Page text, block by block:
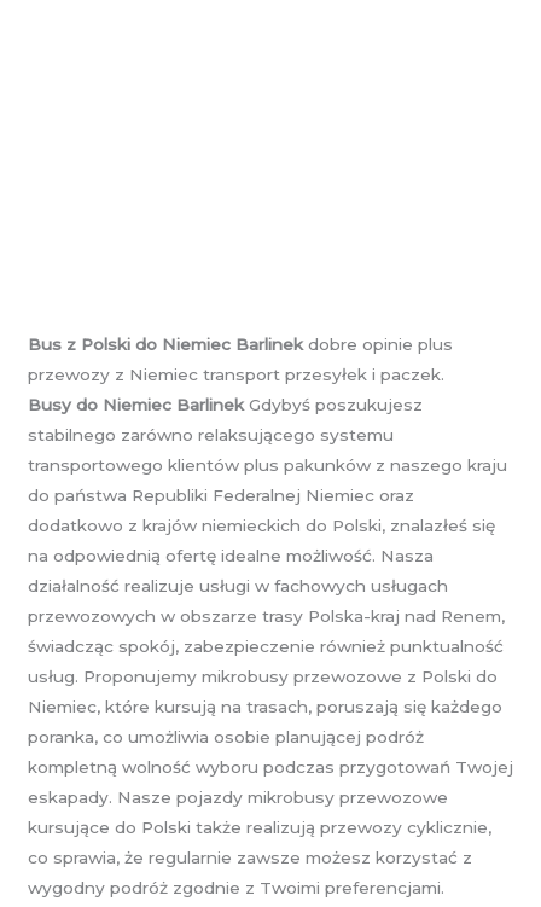
Bus z Polski do Niemiec Barlinek dobre opinie plus
przewozy z Niemiec transport przesyłek i paczek.
Busy do Niemiec Barlinek Gdybyś poszukujesz
stabilnego zarówno relaksującego systemu
transportowego klientów plus pakunków z naszego kraju
do państwa Republiki Federalnej Niemiec oraz
dodatkowo z krajów niemieckich do Polski, znalazłeś się
na odpowiednią ofertę idealne możliwość. Nasza
działalność realizuje usługi w fachowych usługach
przewozowych w obszarze trasy Polska-kraj nad Renem,
świadcząc spokój, zabezpieczenie również punktualność
usług. Proponujemy mikrobusy przewozowe z Polski do
Niemiec, które kursują na trasach, poruszają się każdego
poranka, co umożliwia osobie planującej podróż
kompletną wolność wyboru podczas przygotowań Twojej
eskapady. Nasze pojazdy mikrobusy przewozowe
kursujące do Polski także realizują przewozy cyklicznie,
co sprawia, że regularnie zawsze możesz korzystać z
wygodny podróż zgodnie z Twoimi preferencjami.